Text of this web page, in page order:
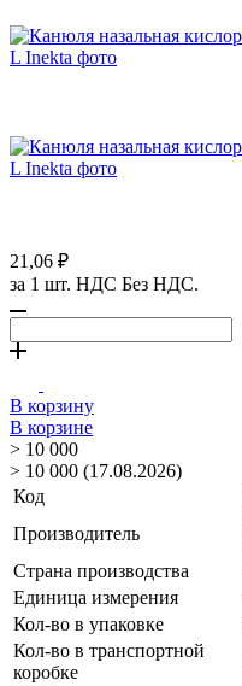
21,06 ₽
за 1 шт. НДС Без НДС.
В корзину
В корзине
> 10 000
> 10 000 (17.08.2026)
Код
Производитель
Страна производства
Единица измерения
Кол-во в упаковке
Кол-во в транспортной
коробке